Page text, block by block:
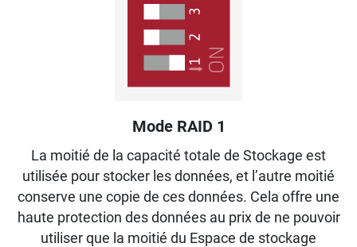
Mode RAID 1
La moitié de la capacité totale de Stockage est
utilisée pour stocker les données, et l’autre moitié
conserve une copie de ces données. Cela offre une
haute protection des données au prix de ne pouvoir
utiliser que la moitié du Espace de stockage